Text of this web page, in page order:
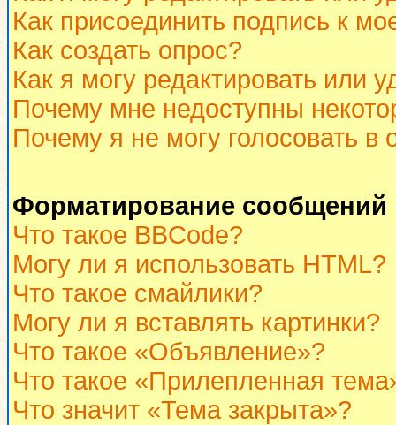
Как присоединить подпись к
Как создать опрос?
Как я могу редактировать или
Почему мне недоступны
Почему я не могу голосовать в
Форматирование
Что такое BBCode?
Могу ли я использовать HTML?
Что такое смайлики?
Могу ли я вставлять картинки?
Что такое «Объявление»?
Что такое «Прилепленная
Что значит «Тема закрыта»?